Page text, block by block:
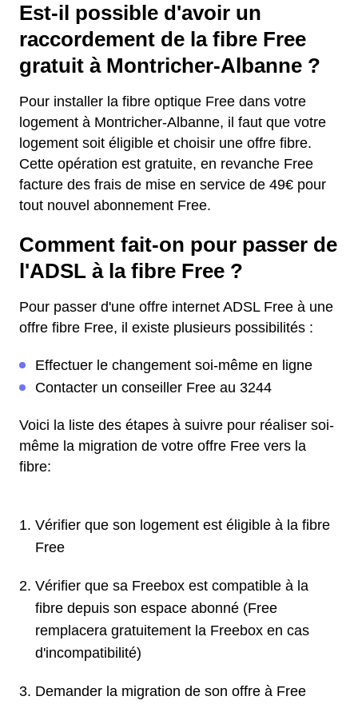
Est-il possible d'avoir un
raccordement de la fibre Free
gratuit à Montricher-Albanne ?
Pour installer la fibre optique Free dans votre
logement à Montricher-Albanne, il faut que votre
logement soit éligible et choisir une offre fibre.
Cette opération est gratuite, en revanche Free
facture des frais de mise en service de 49€ pour
tout nouvel abonnement Free.
Comment fait-on pour passer de
l'ADSL à la fibre Free ?
Pour passer d'une offre internet ADSL Free à une
offre fibre Free, il existe plusieurs possibilités :
Effectuer le changement soi-même en ligne
Contacter un conseiller Free au 3244
Voici la liste des étapes à suivre pour réaliser soi-
même la migration de votre offre Free vers la
fibre:
Vérifier que son logement est éligible à la fibre
Free
Vérifier que sa Freebox est compatible à la
fibre depuis son espace abonné (Free
remplacera gratuitement la Freebox en cas
d'incompatibilité)
Demander la migration de son offre à Free